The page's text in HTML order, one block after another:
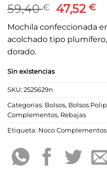
59,40€
El
precio
original
era:
47,52€El
Mochila confeccionada
acolchado tipo
dorado.
Sin existencias
SKU: 2525629n
Categorías: Bolsos, Bolsos
Complementos, Rebajas
Etiqueta: Noco Complementos